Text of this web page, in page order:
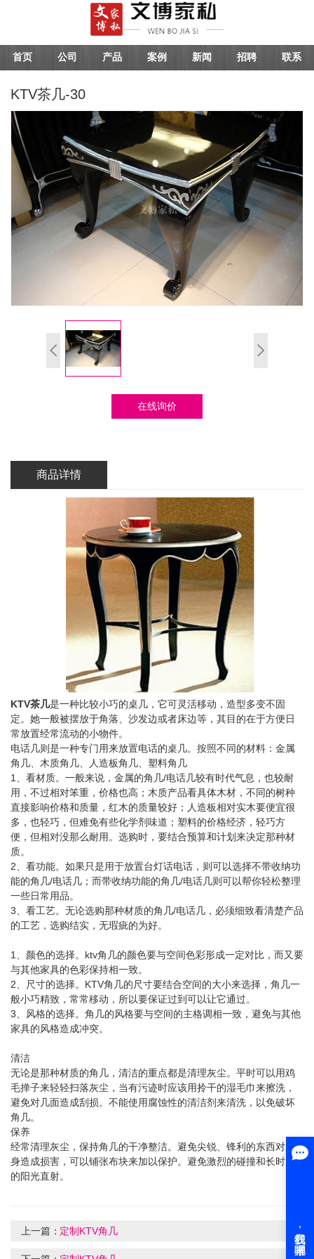
首页 公司 产品 案例 新闻 招聘 联系
KTV茶几-30
在线询价
商品详情
KTV茶几是一种比较小巧的桌几，它可灵活移动，造型多变不固
定。她一般被摆放于角落、沙发边或者床边等，其目的在于方便日
常放置经常流动的小物件。
电话几则是一种专门用来放置电话的桌几。按照不同的材料：金属
角几、木质角几、人造板角几、塑料角几
1、看材质。一般来说，金属的角几/电话几较有时代气息，也较耐
用，不过相对笨重，价格也高；木质产品看具体木材，不同的树种
直接影响价格和质量，红木的质量较好；人造板相对实木要便宜很
多，也轻巧，但难免有些化学剂味道；塑料的价格经济，轻巧方
便，但相对没那么耐用。选购时，要结合预算和计划来决定那种材
质。
2、看功能。如果只是用于放置台灯话电话，则可以选择不带收纳功
能的角几/电话几；而带收纳功能的角几/电话几则可以帮你轻松整理
一些日常用品。
3、看工艺。无论选购那种材质的角几/电话几，必须细致看清楚产品
的工艺，选购结实，无瑕疵的为好。
1、颜色的选择。ktv角几的颜色要与空间色彩形成一定对比，而又要
与其他家具的色彩保持相一致。
2、尺寸的选择。KTV角几的尺寸要结合空间的大小来选择，角几一
般小巧精致，常常移动，所以要保证过到可以让它通过。
3、风格的选择。角几的风格要与空间的主格调相一致，避免与其他
家具的风格造成冲突。
清洁
无论是那种材质的角几，清洁的重点都是清理灰尘。平时可以用鸡
毛掸子来轻轻扫落灰尘，当有污迹时应该用拎干的湿毛巾来擦洗，
避免对几面造成刮损。不能使用腐蚀性的清洁剂来清洗，以免破坏
角几。
保养
经常清理灰尘，保持角几的干净整洁。避免尖锐、锋利的东西对几
身造成损害，可以铺张布块来加以保护。避免激烈的碰撞和长时间
的阳光直射。
上一篇： 定制KTV角几